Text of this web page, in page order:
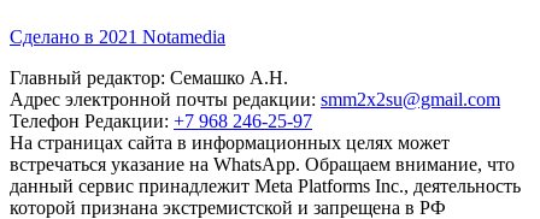
Сделано в 2021 Notamedia
Главный редактор: Семашко А.Н.
Адрес электронной почты редакции: smm2x2su@gmail.com
Телефон Редакции: +7 968 246-25-97
На страницах сайта в информационных целях может
встречаться указание на WhatsApp. Обращаем внимание, что
данный сервис принадлежит Meta Platforms Inc., деятельность
которой признана экстремистской и запрещена в РФ